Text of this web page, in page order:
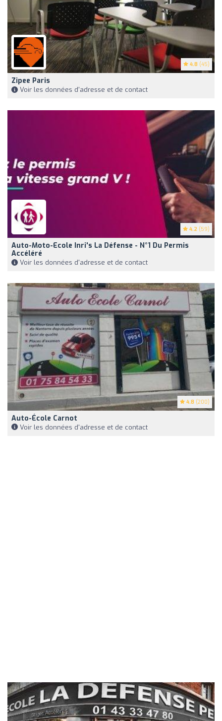
4.8 (45)
Zipee Paris
Voir les données d'adresse et de contact
4.2 (59)
Auto-Moto-Ecole Inri's La Défense - N°1 Du Permis
Accéléré
Voir les données d'adresse et de contact
4.8 (200)
Auto-École Carnot
Voir les données d'adresse et de contact